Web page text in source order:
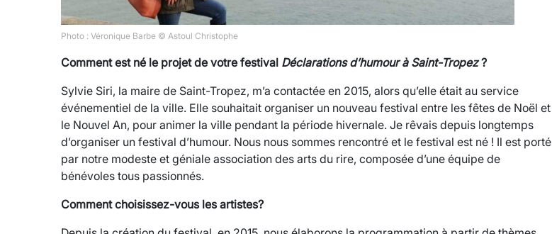
Photo : Véronique Barbe © Astoul Christophe
Comment est né le projet de votre festival Déclarations d’humour à Saint-Tropez?
Sylvie Siri, la maire de Saint-Tropez, m’a contactée en 2015, alors qu’elle était au service
événementiel de la ville. Elle souhaitait organiser un nouveau festival entre les fêtes de Noël et
le Nouvel An, pour animer la ville pendant la période hivernale. Je rêvais depuis longtemps
d’organiser un festival d’humour. Nous nous sommes rencontré et le festival est né ! Il est porté
par notre modeste et géniale association des arts du rire, composée d’une équipe de
bénévoles tous passionnés.
Comment choisissez-vous les artistes?